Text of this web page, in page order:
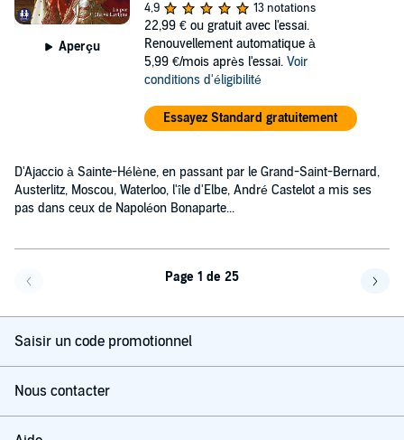
Aperçu
4,9
13 notations
22,99 € ou gratuit avec l'essai.
Renouvellement automatique à
5,99 €/mois après l'essai. Voir
conditions d'éligibilité
Essayez Standard gratuitement
D'Ajaccio à Sainte-Hélène, en passant par le Grand-Saint-Bernard,
Austerlitz, Moscou, Waterloo, l'île d'Elbe, André Castelot a mis ses
pas dans ceux de Napoléon Bonaparte...
Page 1 de 25
Saisir un code promotionnel
Nous contacter